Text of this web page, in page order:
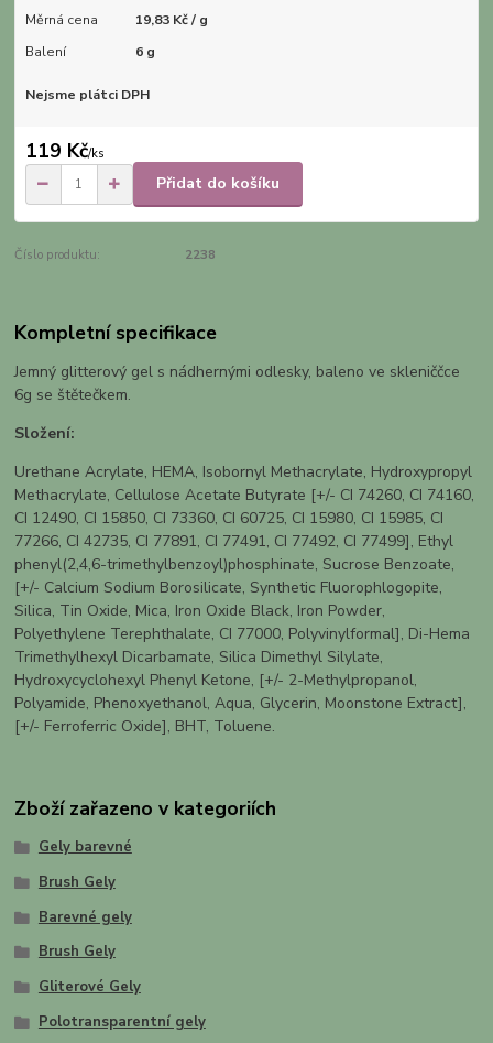
Měrná cena
19,83 Kč / g
Balení
6 g
Nejsme plátci DPH
119 Kč/ks
Přidat do košíku
Číslo produktu: 2238
Kompletní specifikace
Jemný glitterový gel s nádhernými odlesky, baleno ve skleniččce
6g se štětečkem.
Složení:
Urethane Acrylate, HEMA, Isobornyl Methacrylate, Hydroxypropyl
Methacrylate, Cellulose Acetate Butyrate [+/- CI 74260, CI 74160,
CI 12490, CI 15850, CI 73360, CI 60725, CI 15980, CI 15985, CI
77266, CI 42735, CI 77891, CI 77491, CI 77492, CI 77499], Ethyl
phenyl(2,4,6-trimethylbenzoyl)phosphinate, Sucrose Benzoate,
[+/- Calcium Sodium Borosilicate, Synthetic Fluorophlogopite,
Silica, Tin Oxide, Mica, Iron Oxide Black, Iron Powder,
Polyethylene Terephthalate, CI 77000, Polyvinylformal], Di-Hema
Trimethylhexyl Dicarbamate, Silica Dimethyl Silylate,
Hydroxycyclohexyl Phenyl Ketone, [+/- 2-Methylpropanol,
Polyamide, Phenoxyethanol, Aqua, Glycerin, Moonstone Extract],
[+/- Ferroferric Oxide], BHT, Toluene.
Zboží zařazeno v kategoriích
Gely barevné
Brush Gely
Barevné gely
Brush Gely
Gliterové Gely
Polotransparentní gely